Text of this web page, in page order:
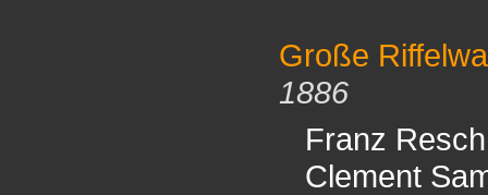
Große
1886
Franz Resch
Clement